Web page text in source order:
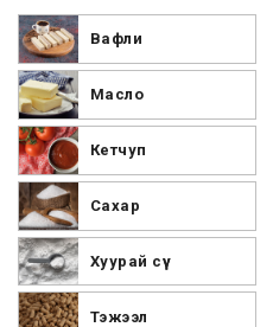
Вафли
Масло
Кетчуп
Сахар
Хуурай сүү
Тэжээл